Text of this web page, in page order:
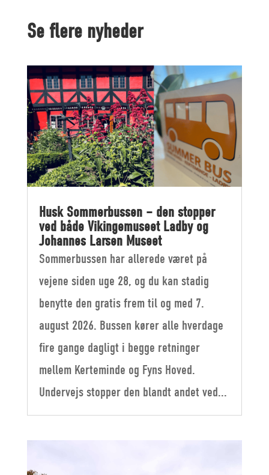
Se flere nyheder
Husk Sommerbussen – den stopper
ved både Vikingemuseet Ladby og
Johannes Larsen Museet
Sommerbussen har allerede været på
vejene siden uge 28, og du kan stadig
benytte den gratis frem til og med 7.
august 2026. Bussen kører alle hverdage
fire gange dagligt i begge retninger
mellem Kerteminde og Fyns Hoved.
Undervejs stopper den blandt andet ved...